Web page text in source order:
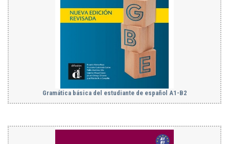
Gramática básica del estudiante de español Α1-Β2